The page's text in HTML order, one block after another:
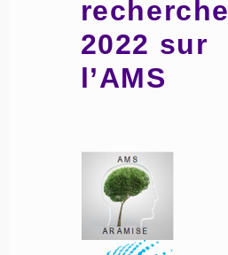
recherche
2022 sur
l’AMS